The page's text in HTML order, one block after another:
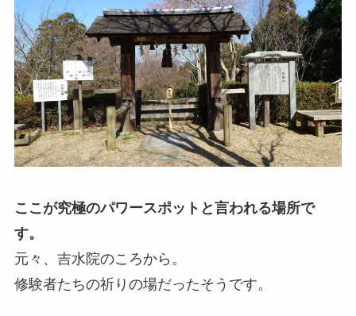
ここが究極のパワースポットと言われる場所で
す。
元々、吉水院のころから。
修験者たちの祈りの場だったそうです。